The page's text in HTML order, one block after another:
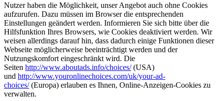
Nutzer haben die Möglichkeit, unser Angebot auch ohne Cookies
aufzurufen. Dazu müssen im Browser die entsprechenden
Einstellungen geändert werden. Informieren Sie sich bitte über die
Hilfsfunktion Ihres Browsers, wie Cookies deaktiviert werden. Wir
weisen allerdings darauf hin, dass dadurch einige Funktionen dieser
Webseite möglicherweise beeinträchtigt werden und der
Nutzungskomfort eingeschränkt wird. Die
Seiten http://www.aboutads.info/choices/(USA)
und http://www.youronlinechoices.com/uk/your-ad-
choices/(Europa) erlauben es Ihnen, Online-Anzeigen-Cookies zu
verwalten.